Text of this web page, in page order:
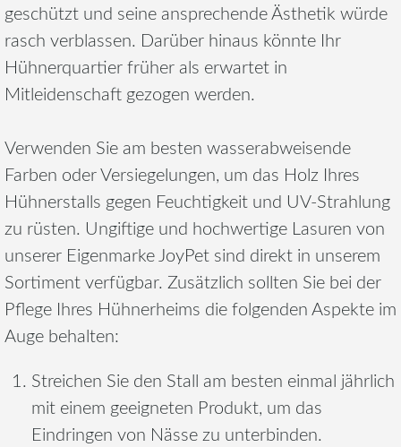
geschützt und seine ansprechende Ästhetik würde
rasch verblassen. Darüber hinaus könnte Ihr
Hühnerquartier früher als erwartet in
Mitleidenschaft gezogen werden.
Verwenden Sie am besten wasserabweisende
Farben oder Versiegelungen, um das Holz Ihres
Hühnerstalls gegen Feuchtigkeit und UV-Strahlung
zu rüsten. Ungiftige und hochwertige Lasuren von
unserer Eigenmarke JoyPet sind direkt in unserem
Sortiment verfügbar. Zusätzlich sollten Sie bei der
Pflege Ihres Hühnerheims die folgenden Aspekte im
Auge behalten:
Streichen Sie den Stall am besten einmal jährlich
mit einem geeigneten Produkt, um das
Eindringen von Nässe zu unterbinden.